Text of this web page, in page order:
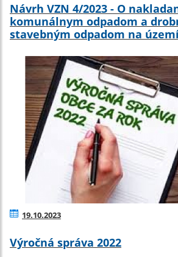
Návrh VZN 4/2023 - O
komunálnym odpadom a
stavebným odpadom na
19.10.2023
Výročná správa 2022